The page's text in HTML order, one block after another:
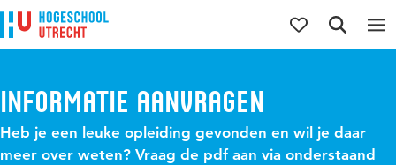
Direct naar de inhoud
Direct naar de hoofdnavigatie
Direct naar de zoekfunctie
Informatie aanvragen
Heb je een leuke opleiding gevonden en wil je daar
meer over weten? Vraag de pdf aan via onderstaand